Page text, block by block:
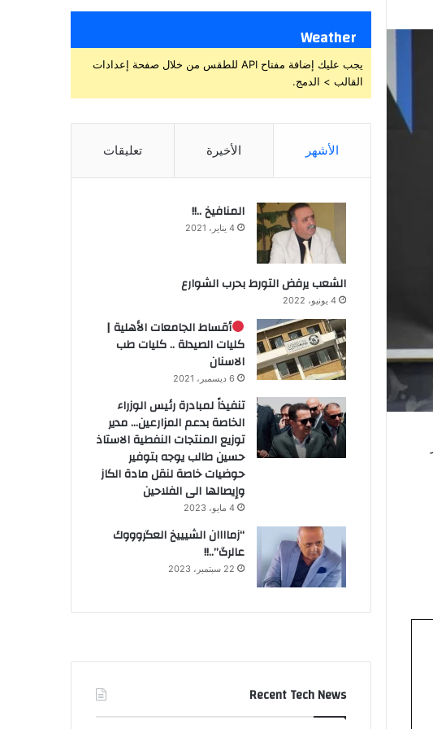
Weather
يجب عليك إضافة مفتاح API للطقس من خلال صفحة إعدادات
القالب > الدمج.
الأشهر الأخيرة تعليقات
المنافيخ ..!!
4 يناير، 2021
الشعب يرفض التورط بحرب الشوارع
4 يونيو، 2022
أقساط الجامعات الأهلية |
كليات الصيدلة .. كليات طب
الاسنان
6 ديسمبر، 2021
تنفيذاً لمبادرة رئيس الوزراء
الخاصة بدعم المزارعين… مدير
توزيع المنتجات النفطية الاستاذ
حسين طالب يوجه بتوفير
حوضيات خاصة لنقل مادة الكاز
وإيصالها الى الفلاحين
4 مايو، 2023
“زماااان الشيييخ العگروووك
عالرگ”..!!
22 سبتمبر، 2023
Recent Tech News